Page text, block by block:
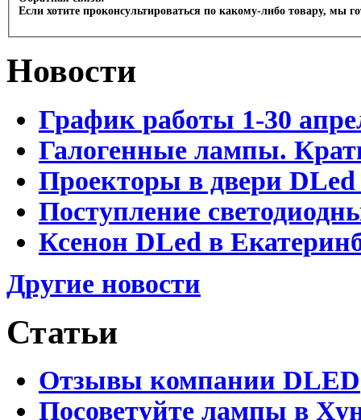
Если хотите проконсультироваться по какому-либо товару, мы
Новости
График работы 1-30
Галогенные лампы.
Проекторы в двери DLed
Поступление
Ксенон DLed в
Другие новости
Статьи
Отзывы компании DLED
Посоветуйте лампы в